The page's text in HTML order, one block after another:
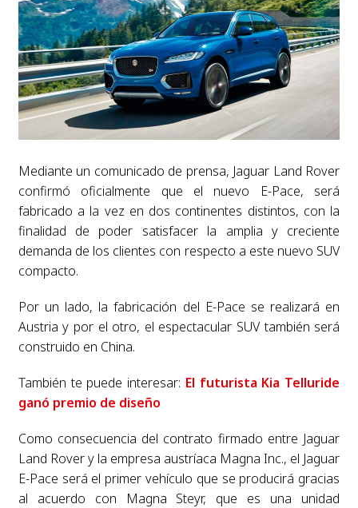
Mediante un comunicado de prensa, Jaguar Land Rover
confirmó oficialmente que el nuevo E-Pace, será
fabricado a la vez en dos continentes distintos, con la
finalidad de poder satisfacer la amplia y creciente
demanda de los clientes con respecto a este nuevo SUV
compacto.
Por un lado, la fabricación del E-Pace se realizará en
Austria y por el otro, el espectacular SUV también será
construido en China.
También te puede interesar: El futurista Kia Telluride
ganó premio de diseño
Como consecuencia del contrato firmado entre Jaguar
Land Rover y la empresa austríaca Magna Inc., el Jaguar
E-Pace será el primer vehículo que se producirá gracias
al acuerdo con Magna Steyr, que es una unidad